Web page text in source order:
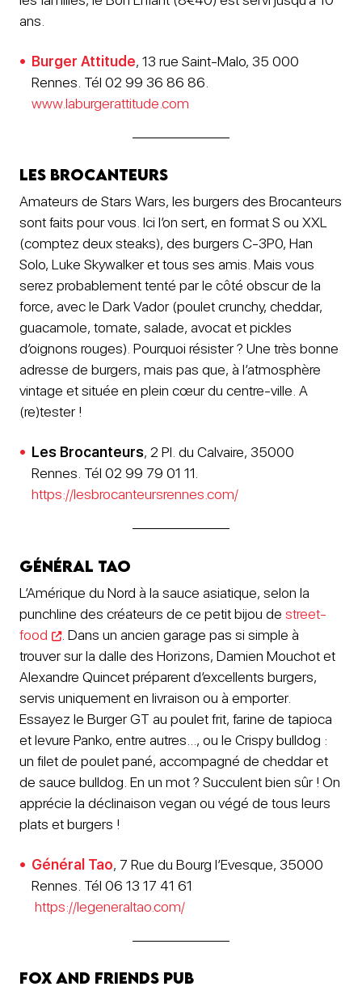
ans.
Burger Attitude, 13 rue Saint-Malo, 35 000
Rennes. Tél 02 99 36 86 86.
www.laburgerattitude.com
Les Brocanteurs
Amateurs de Stars Wars, les burgers des Brocanteurs
sont faits pour vous. Ici l’on sert, en format S ou XXL
(comptez deux steaks), des burgers C-3P0, Han
Solo, Luke Skywalker et tous ses amis. Mais vous
serez probablement tenté par le côté obscur de la
force, avec le Dark Vador (poulet crunchy, cheddar,
guacamole, tomate, salade, avocat et pickles
d’oignons rouges). Pourquoi résister ? Une très bonne
adresse de burgers, mais pas que, à l’atmosphère
vintage et située en plein cœur du centre-ville. A
(re)tester !
Les Brocanteurs, 2 Pl. du Calvaire, 35000
Rennes. Tél 02 99 79 01 11.
https://lesbrocanteursrennes.com/
Général Tao
L’Amérique du Nord à la sauce asiatique, selon la
punchline des créateurs de ce petit bijou de street-
food
. Dans un ancien garage pas si simple à
trouver sur la dalle des Horizons, Damien Mouchot et
Alexandre Quincet préparent d’excellents burgers,
servis uniquement en livraison ou à emporter.
Essayez le Burger GT au poulet frit, farine de tapioca
et levure Panko, entre autres…, ou le Crispy bulldog :
un filet de poulet pané, accompagné de cheddar et
de sauce bulldog. En un mot ? Succulent bien sûr ! On
apprécie la déclinaison vegan ou végé de tous leurs
plats et burgers !
Général Tao, 7 Rue du Bourg l’Evesque, 35000
Rennes. Tél 06 13 17 41 61
https://legeneraltao.com/
Fox and Friends pub